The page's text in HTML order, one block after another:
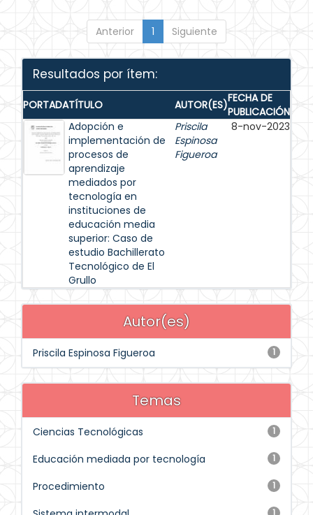
Anterior 1 Siguiente
Resultados por ítem:
PORTADATÍTULO AUTOR(ES)FECHA DE
PUBLICACIÓN
Adopción e
implementación de
procesos de
aprendizaje
mediados por
tecnología en
instituciones de
educación media
superior: Caso de
estudio Bachillerato
Tecnológico de El
Grullo
Priscila
Espinosa
Figueroa
8-nov-2023
Autor(es)
1
Priscila Espinosa Figueroa
Temas
1
Ciencias Tecnológicas
1
Educación mediada por tecnología
1
Procedimiento
1